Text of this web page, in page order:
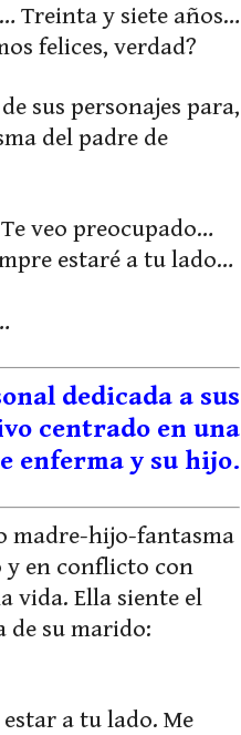
Treinta y siete años…
felices, verdad?
sus personajes para,
del padre de
veo preocupado…
estaré a tu lado…
dedicada a sus
centrado en una
enferma y su hijo.
madre-hijo-fantasma
y en conflicto con
vida. Ella siente el
de su marido:
a tu lado. Me